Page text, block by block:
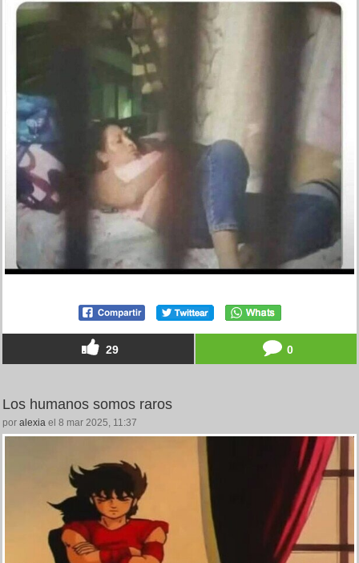
29 0
Los humanos somos raros
por alexia el 8 mar 2025, 11:37